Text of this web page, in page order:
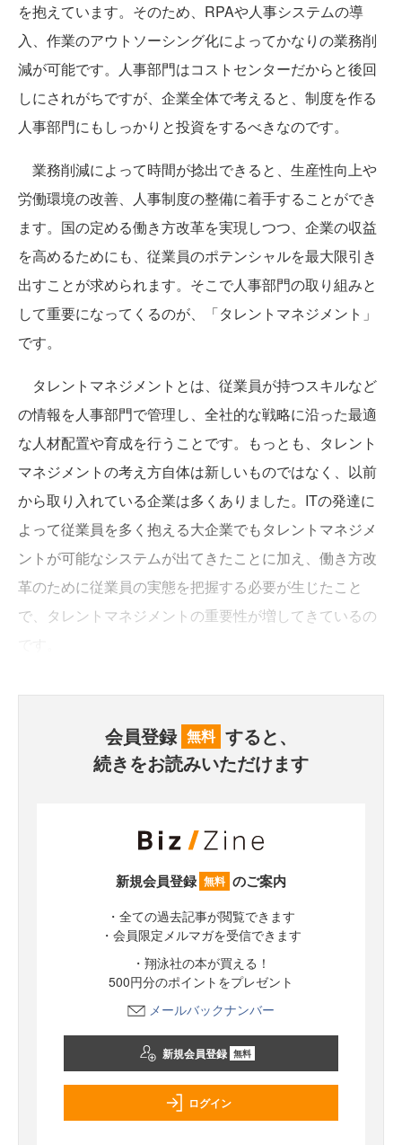
を抱えています。そのため、RPAや人事システムの導
入、作業のアウトソーシング化によってかなりの業務削
減が可能です。人事部門はコストセンターだからと後回
しにされがちですが、企業全体で考えると、制度を作る
人事部門にもしっかりと投資をするべきなのです。
業務削減によって時間が捻出できると、生産性向上や
労働環境の改善、人事制度の整備に着手することができ
ます。国の定める働き方改革を実現しつつ、企業の収益
を高めるためにも、従業員のポテンシャルを最大限引き
出すことが求められます。そこで人事部門の取り組みと
して重要になってくるのが、「タレントマネジメント」
です。
タレントマネジメントとは、従業員が持つスキルなど
の情報を人事部門で管理し、全社的な戦略に沿った最適
な人材配置や育成を行うことです。もっとも、タレント
マネジメントの考え方自体は新しいものではなく、以前
から取り入れている企業は多くありました。ITの発達に
よって従業員を多く抱える大企業でもタレントマネジメ
ントが可能なシステムが出てきたことに加え、働き方改
革のために従業員の実態を把握する必要が生じたこと
で、タレントマネジメントの重要性が増してきているの
会員登録 無料 すると、
続きをお読みいただけます
新規会員登録 無料 のご案内
・全ての過去記事が閲覧できます
・会員限定メルマガを受信できます
・翔泳社の本が買える！
500円分のポイントをプレゼント
メールバックナンバー
新規会員登録 無料
ログイン